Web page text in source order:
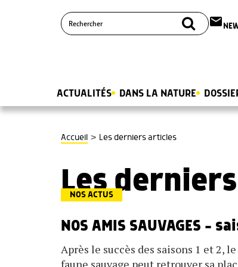
email
ACTUALITÉS DANS LA NATURE
Accueil > Les derniers articles
Les
NOS ACTUS
NOS AMIS SAUVAGES –
Après le succès des saisons 1 et 2,
faune sauvage peut retrouver sa